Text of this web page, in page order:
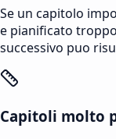
Se un capitolo
e pianificato
successivo puo
Capitoli molto